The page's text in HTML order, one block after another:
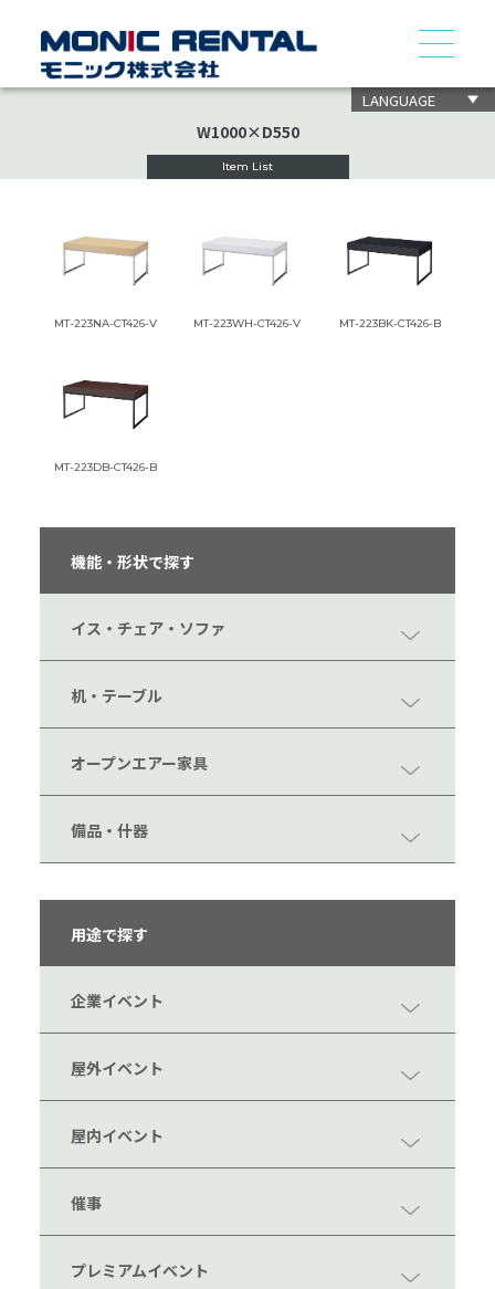
LANGUAGE
W1000×D550
Item List
機能・形状で探す
イス・チェア・ソファ
机・テーブル
オープンエアー家具
備品・什器
用途で探す
企業イベント
屋外イベント
屋内イベント
催事
プレミアムイベント
MT-223NA-CT426-V MT-223WH-CT426-V MT-223BK-CT426-B
MT-223DB-CT426-B